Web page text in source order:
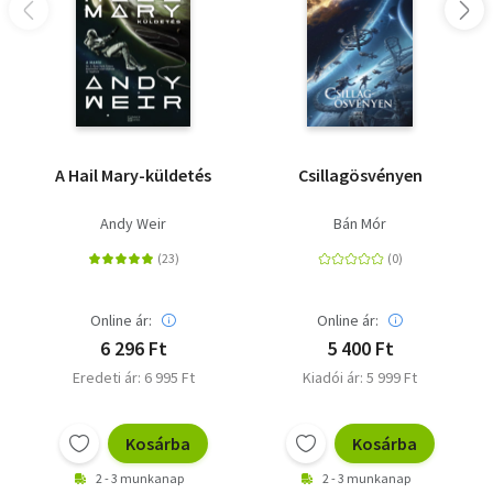
neveléskutató, egyetemi oktató, Tóth Csaba politológus
A Hail Mary-küldetés
Andy Weir
Online ár:
6 296 Ft
Eredeti ár: 6 995 Ft
Kosárba
2 - 3 munkanap
Csillagösvényen
Bán Mór
Online ár:
5 400 Ft
Kiadói ár: 5 999 Ft
Kosárba
2 - 3 munkanap